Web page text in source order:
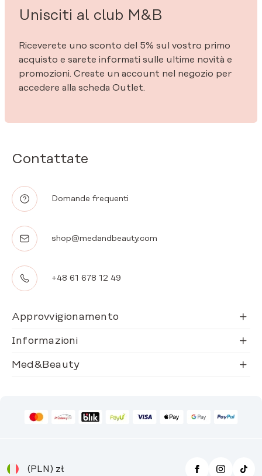
Contattate
Domande frequenti
shop@medandbeauty.com
+48 61 678 12 49
Approvvigionamento
Informazioni
Med&Beauty
Unisciti al club M&B
Riceverete uno sconto del 5% sul vostro primo
acquisto e sarete informati sulle ultime novità e
promozioni. Create un account nel negozio per
accedere alla scheda Outlet.
(PLN) zł